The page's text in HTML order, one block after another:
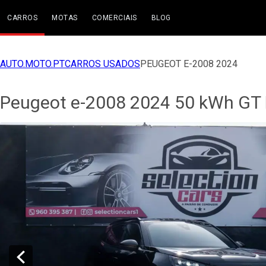
CARROS MOTAS COMERCIAIS BLOG
AUTO.MOTO.PTCARROS USADOSPEUGEOT E-2008 2024
Peugeot e-2008 2024 50 kWh GT